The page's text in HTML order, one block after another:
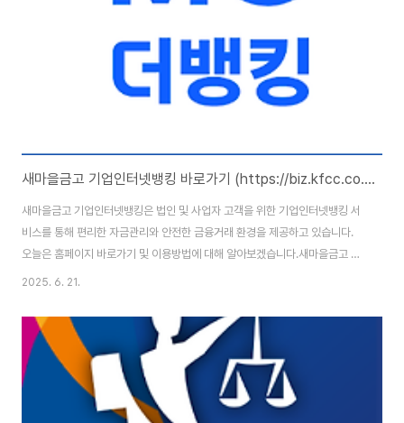
(National Education Information System)의 일부..
새마을금고 기업인터넷뱅킹 바로가기 (https://biz.kfcc.co.kr)
새마을금고 기업인터넷뱅킹은 법인 및 사업자 고객을 위한 기업인터넷뱅킹 서
비스를 통해 편리한 자금관리와 안전한 금융거래 환경을 제공하고 있습니다.
오늘은 홈페이지 바로가기 및 이용방법에 대해 알아보겠습니다.새마을금고 기
업인터넷뱅킹 : https://biz.kfcc.co.kr/ 새마을금고 기업인터넷뱅킹 홈페이
(https://biz.kfcc.co.kr/ib20/mnu/CIB000000000018)입니다. 홈페이
지 이용을 위해서는 본인인증을 통한 회원가입을 완료해야 합니다. 또한 공동
인증서나 금융인증서를 등록해야 합니다. 주요 서비스 안내새마을금고 기업인
터넷뱅킹에서는 다양한 금융업무를 비대면으로 처리할 수 있도록 구성되어 있
습니다. 주요 서비스는 다음..
2025. 6. 21.